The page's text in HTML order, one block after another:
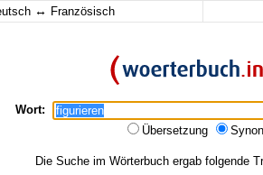
↔ Französisch
Wort:
Übersetzung
Die Suche im Wörterbuch ergab folgende